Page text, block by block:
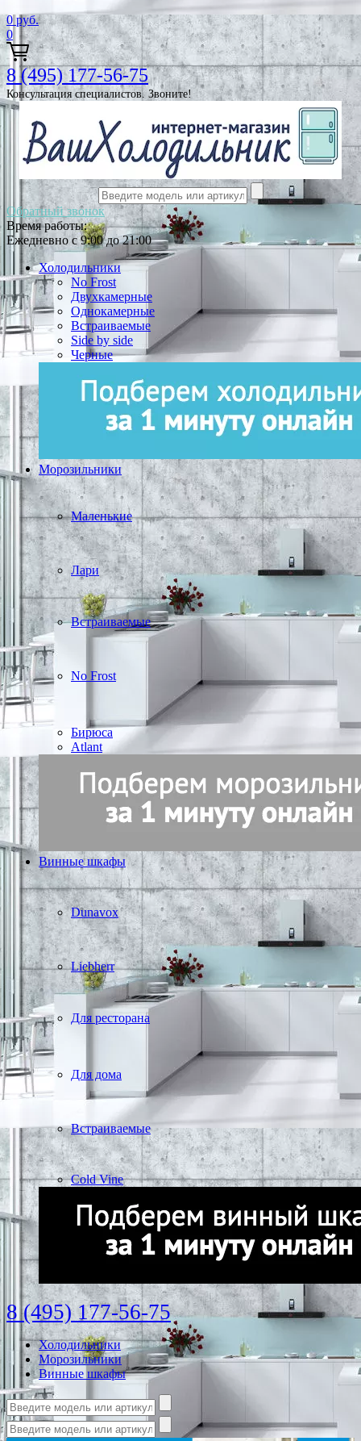
0 руб.
0
8 (495) 177-56-75
Консультация специалистов. Звоните!
Обратный звонок
Время работы:
Ежедневно с 9:00 до 21:00
Холодильники
No Frost
Двухкамерные
Однокамерные
Встраиваемые
Side by side
Черные
Морозильники
Маленькие
Лари
Встраиваемые
No Frost
Бирюса
Atlant
Винные шкафы
Dunavox
Liebherr
Для ресторана
Для дома
Встраиваемые
Cold Vine
8 (495) 177-56-75
Холодильники
Морозильники
Винные шкафы